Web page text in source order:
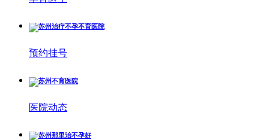
预约挂号
医院动态